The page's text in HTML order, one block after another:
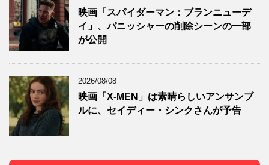
映画「スパイダーマン：ブランニューデ
イ」、パニッシャーの削除シーンの一部
が公開
2026/08/08
映画「X-MEN」は素晴らしいアンサンブ
ルに、セイディー・シンクさんが予告